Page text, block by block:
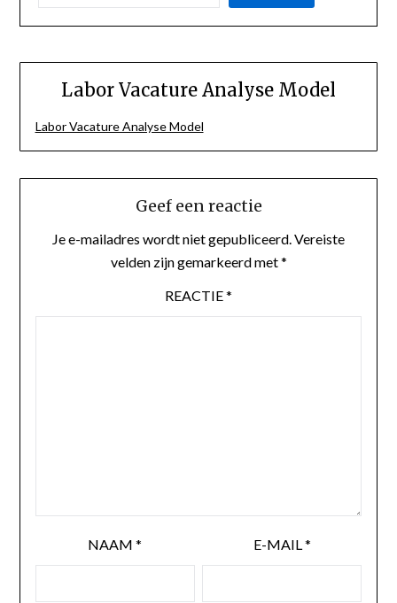
Labor Vacature Analyse Model
Labor Vacature Analyse Model
Geef een reactie
Je e-mailadres wordt niet gepubliceerd. Vereiste
velden zijn gemarkeerd met*
REACTIE*
NAAM* E-MAIL *